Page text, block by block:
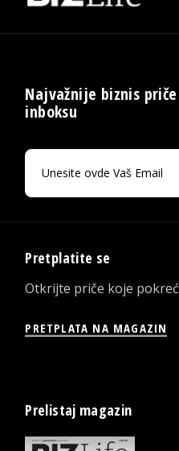
Najvažnije biznis
inboksu
Pretplatite se
Otkrijte priče koje
PRETPLATA NA MAGAZIN
Prelistaj magazin